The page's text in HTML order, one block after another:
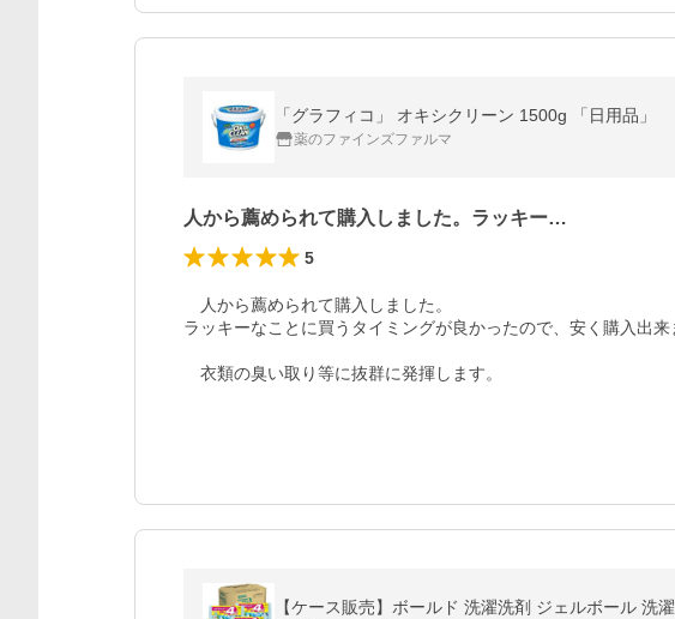
「グラフィコ」 オキシクリーン 1500g 「日用品」
薬のファインズファルマ
人から薦められて購入しました。ラッキー…
5
人から薦められて購入しました。
ラッキーなことに買うタイミングが良かったので、安く購入出来
衣類の臭い取り等に抜群に発揮します。
【ケース販売】ボールド 洗濯洗剤 ジェルボール